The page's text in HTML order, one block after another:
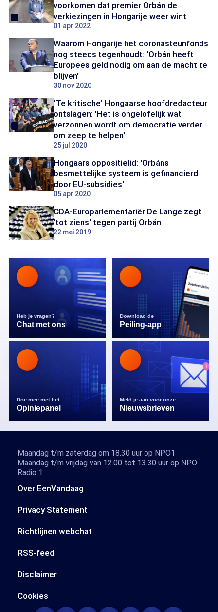
voorkomen dat premier Orbán de
verkiezingen in Hongarije weer wint
01 apr 2022
Waarom Hongarije het coronasteunfonds
nog steeds tegenhoudt: 'Orbán heeft
Europees geld nodig om aan de macht te
blijven'
30 nov 2020
'Te kritische' Hongaarse hoofdredacteur
ontslagen: 'Het is ongelofelijk wat
verzonnen wordt om democratie verder
om zeep te helpen'
25 jul 2020
Hongaars oppositielid: 'Orbáns
besmettelijke systeem is gefinancierd
door EU-subsidies'
05 apr 2020
CDA-Europarlementariër De Lange zegt
'tot ziens' tegen partij Orbán
22 mei 2019
Heb je vragen?
Chat met ons
Download de
Peiling-app
Doe mee met het
Opiniepanel
Meld je aan voor onze
Nieuwsbrieven
Over EenVandaag
Privacy Statement
Richtlijnen webchat
RSS-feed
Disclaimer
Cookies
Maandag t/m zaterdag om 18.30 uur op NPO1
Maandag t/m vrijdag van 12.00 tot 13.30 uur op NPO
Radio 1